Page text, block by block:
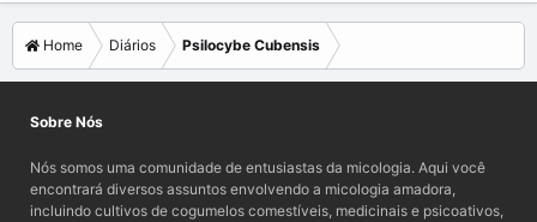
Home Diários Psilocybe Cubensis
Sobre Nós
Nós somos uma comunidade de entusiastas da micologia. Aqui você
encontrará diversos assuntos envolvendo a micologia amadora,
incluindo cultivos de cogumelos comestíveis, medicinais e psicoativos,